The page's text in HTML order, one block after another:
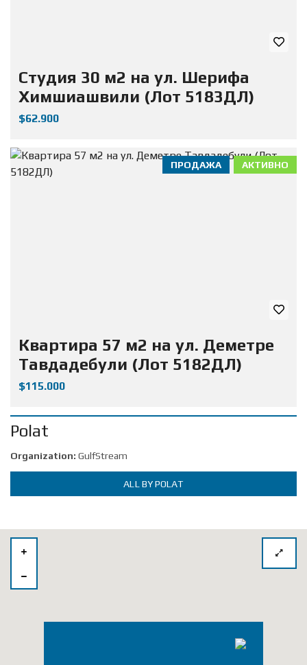
Студия 30 м2 на ул. Шерифа
Химшиашвили (Лот 5183ДЛ)
$62.900
АКТИВНО
ПРОДАЖА
Квартира 57 м2 на ул. Деметре
Тавдадебули (Лот 5182ДЛ)
$115.000
Polat
Organization: GulfStream
ALL BY POLAT